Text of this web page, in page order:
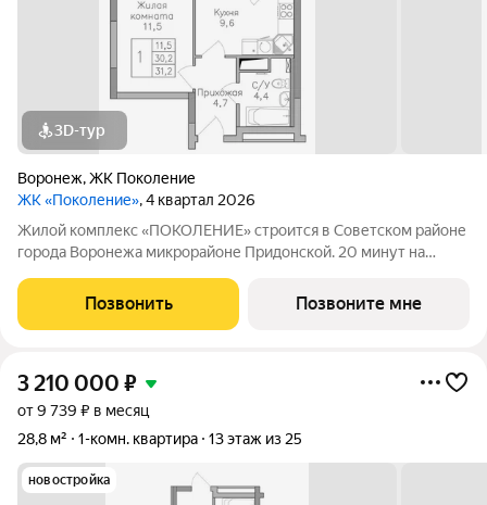
3D-тур
Воронеж,ЖК Поколение
ЖК «Поколение», 4 квартал 2026
Жилой комплекс «ПОКОЛЕНИЕ» строится в Советском районе
города Воронежа микрорайоне Придонской. 20 минут на
доступности. Активное благоустройство: спортивные
тренажеры, комфортные детские
Позвонить Позвоните мне
3 210 000 ₽
от 9 739 ₽ в месяц
28,8 м²
1-комн. квартира 13 этаж из 25
новостройка